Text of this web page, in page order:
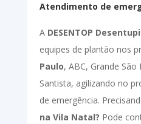
Atendimento de
A DESENTOP
equipes de plantão nos
Paulo, ABC, Grande
Santista, agilizando no
de emergência.
na Vila Natal? Pode